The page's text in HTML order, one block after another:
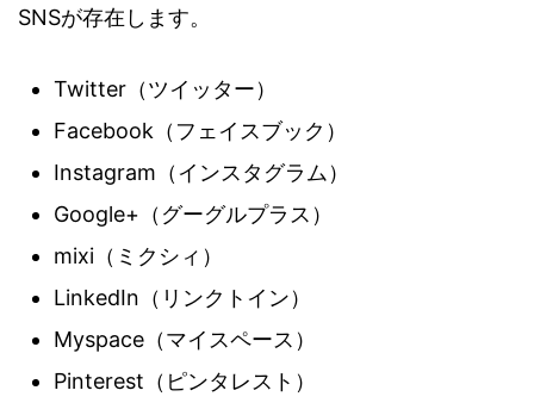
SNSが存在します。
Twitter（ツイッター）
Facebook（フェイスブック）
Instagram（インスタグラム）
Google+（グーグルプラス）
mixi（ミクシィ）
LinkedIn（リンクトイン）
Myspace（マイスペース）
Pinterest（ピンタレスト）